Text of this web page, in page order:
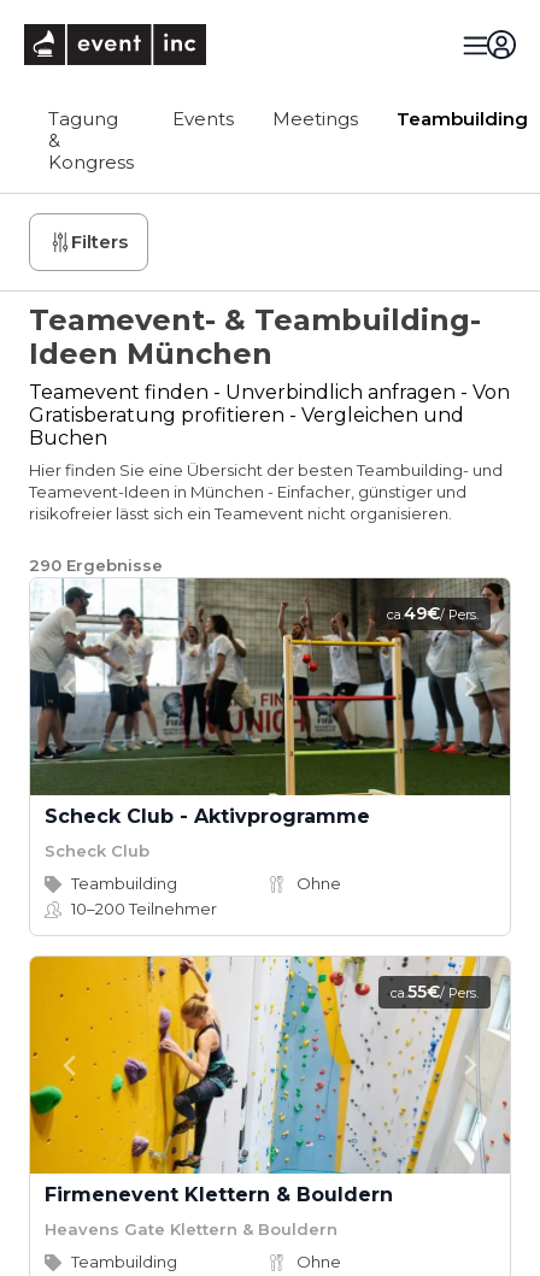
Tagung
&
Kongress
Events Meetings Teambuilding
Filters
Teamevent- & Teambuilding-
Ideen München
Teamevent finden - Unverbindlich anfragen - Von
Gratisberatung profitieren - Vergleichen und
Buchen
Hier finden Sie eine Übersicht der besten Teambuilding- und
Teamevent-Ideen in München - Einfacher, günstiger und
risikofreier lässt sich ein Teamevent nicht organisieren.
290 Ergebnisse
ca.49€/ Pers.
Scheck Club - Aktivprogramme
Scheck Club
Teambuilding
Ohne
10–200Teilnehmer
ca.55€/ Pers.
Firmenevent Klettern & Bouldern
Heavens Gate Klettern & Bouldern
Teambuilding
Ohne